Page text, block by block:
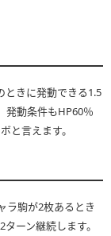
ときに発動できる1.5
発動条件もHP60％
と言えます。
ラ駒が2枚あるとき
ーン継続します。